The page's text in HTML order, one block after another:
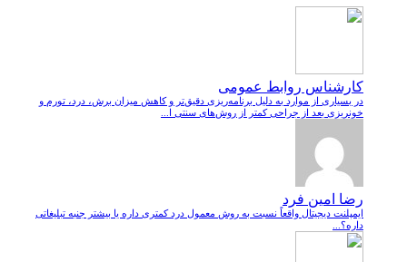
کارشناس روابط عمومی
در بسیاری از موارد به دلیل برنامه‌ریزی دقیق‌تر و کاهش میزان برش، درد، تورم و
خونریزی بعد از جراحی کمتر از روش‌های سنتی ا...
رضا امین فرد
ایمپلنت دیجیتال واقعاً نسبت به روش معمول درد کمتری داره یا بیشتر جنبه تبلیغاتی
داره؟...